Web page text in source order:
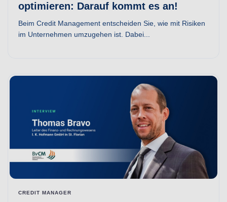
optimieren: Darauf kommt es an!
Beim Credit Management entscheiden Sie, wie mit Risiken
im Unternehmen umzugehen ist. Dabei...
CREDIT MANAGER